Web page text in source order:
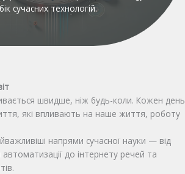
сучасних технологій.
швидше, ніж будь-коли. Кожен день
які впливають на наше життя, роботу
напрями сучасної науки — від
до інтернету речей та